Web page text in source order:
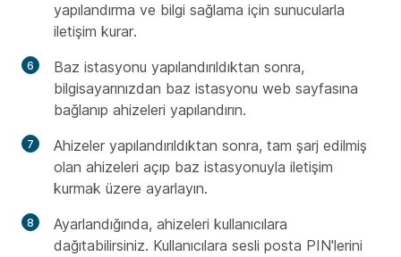
yapılandırma ve bilgi sağlama için sunucularla
iletişim kurar.
Baz istasyonu yapılandırıldıktan sonra,
bilgisayarınızdan baz istasyonu web sayfasına
bağlanıp ahizeleri yapılandırın.
Ahizeler yapılandırıldıktan sonra, tam şarj edilmiş
olan ahizeleri açıp baz istasyonuyla iletişim
kurmak üzere ayarlayın.
Ayarlandığında, ahizeleri kullanıcılara
dağıtabilirsiniz. Kullanıcılara sesli posta PIN'lerini